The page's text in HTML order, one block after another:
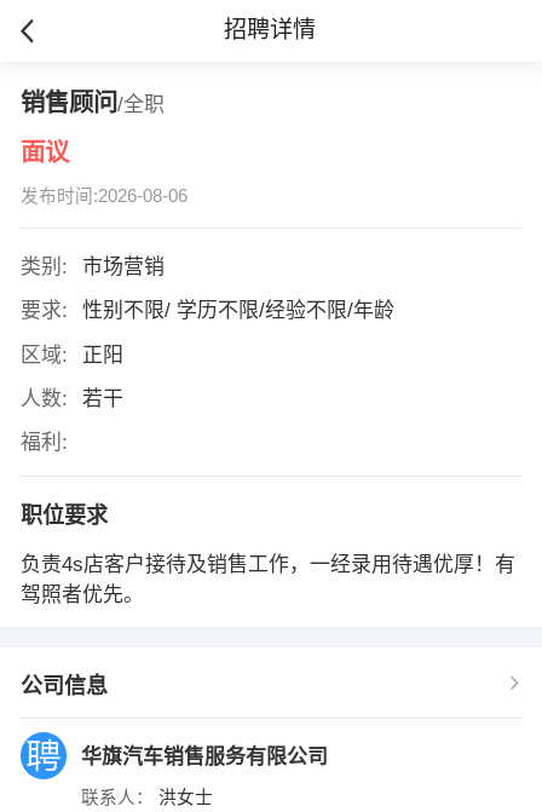
招聘详情
销售顾问/全职
面议
发布时间:2026-08-06
类别:
市场营销
要求:
性别不限/ 学历不限/经验不限/年龄
区域:
正阳
人数:
若干
福利:
职位要求
负责4s店客户接待及销售工作，一经录用待遇优厚！有
驾照者优先。
公司信息
华旗汽车销售服务有限公司
联系人： 洪女士